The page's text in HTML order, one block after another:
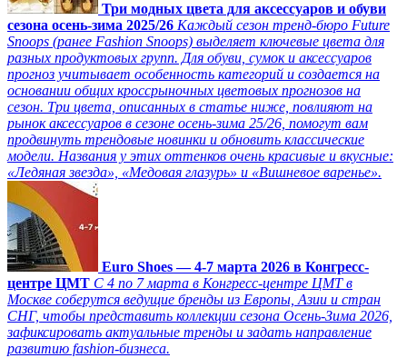
Три модных цвета для аксессуаров и обуви
сезона осень-зима 2025/26 Каждый сезон тренд-бюро Future
Snoops (ранее Fashion Snoops) выделяет ключевые цвета для
разных продуктовых групп. Для обуви, сумок и аксессуаров
прогноз учитывает особенность категорий и создается на
основании общих кроссрыночных цветовых прогнозов на
сезон. Три цвета, описанных в статье ниже, повлияют на
рынок аксессуаров в сезоне осень-зима 25/26, помогут вам
продвинуть трендовые новинки и обновить классические
модели. Названия у этих оттенков очень красивые и вкусные:
«Ледяная звезда», «Медовая глазурь» и «Вишневое варенье».
Euro Shoes — 4-7 марта 2026 в Конгресс-
центре ЦМТ С 4 по 7 марта в Конгресс-центре ЦМТ в
Москве соберутся ведущие бренды из Европы, Азии и стран
СНГ, чтобы представить коллекции сезона Осень-Зима 2026,
зафиксировать актуальные тренды и задать направление
развитию fashion-бизнеса.